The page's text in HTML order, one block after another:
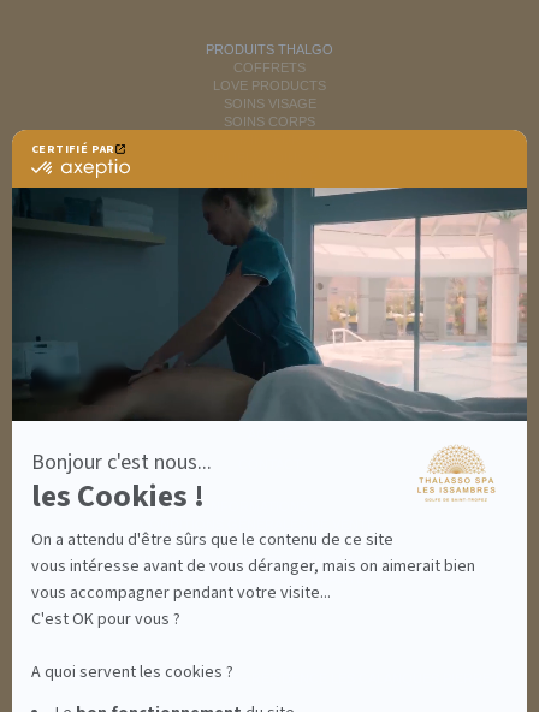
CERTIFIÉ PAR
certifié
En
Bonjour c'est nous...
les Cookies !
On a attendu d'être sûrs que le contenu de ce site
vous intéresse avant de vous déranger, mais on aimerait bien
vous accompagner pendant votre visite...
C'est OK pour vous ?
A quoi servent les cookies ?
PRODUITS THALGO
COFFRETS
LOVE PRODUCTS
SOINS VISAGE
SOINS CORPS
SOLAIRES
NUTRITION / INFUSIONS
OUTLET
DÉCOUVRIR EN IMAGES
NEWSLETTERS
8 BONNES RAISONS DE VENIR
MON COMPTE
MON PANIER
MENTIONS LÉGALES
CONDITIONS GÉNÉRALES - BONS CADEAUX
POLITIQUE DE CONFIDENTIALITÉ
THALASSO SPA LES ISSAMBRES - RÉSIDENCE LES CALANQUES PIERRE &